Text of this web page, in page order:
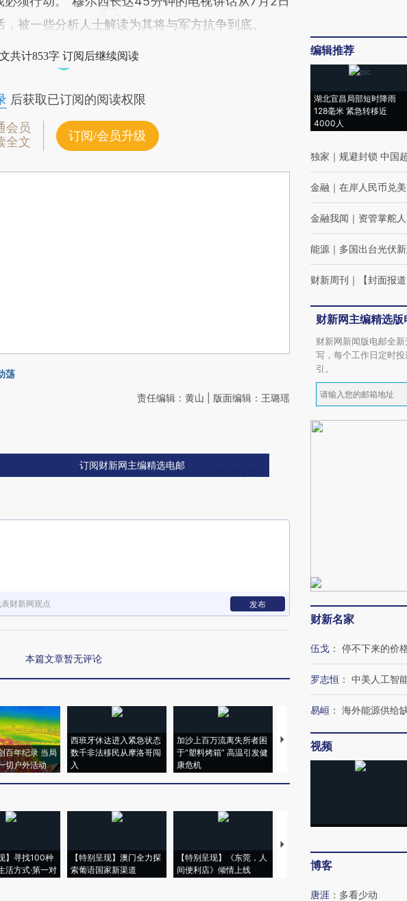
被一些分析人士解读为其将与军方抗争到底。
共计853字 订阅后继续阅读
后获取已订阅的阅读权限
会员
全文
订阅/会员升级
荡
责任编辑：黄山 | 版面编辑：王璐瑶
订阅财新网主编精选电邮
财新网观点 发布
本篇文章暂无评论
百年纪录 当局
切户外活动
西班牙休达进入紧急状态
数千非法移民从摩洛哥闯
入
加沙上百万流离失所者困
于“塑料烤箱” 高温引发健
康危机
视线｜HYROX的吸金
术：是什么让中产们甘
】寻找100种
活方式·第一对
【特别呈现】澳门全力探
索葡语国家新渠道
【特别呈现】《东莞，人
间便利店》倾情上线
【推广】走进第四届链博
会，让数智科技“链”接产
编辑推荐
湖北宜昌局部短时降雨
128毫米 紧急转移近
4000人
独家 ｜ 规避封锁 中国
金融 ｜ 在岸人民币兑
金融我闻 ｜ 资管掌舵
能源 ｜ 多国出台光伏
财新周刊 ｜ 【封面报
财新网主编精选版
财新网新闻版电邮全
写，每个工作日定时
引。
财新名家
伍戈 ： 停不下来的价
罗志恒 ： 中美人工智
易峘 ： 海外能源供给
视频
博客
唐涯 ： 多看少动